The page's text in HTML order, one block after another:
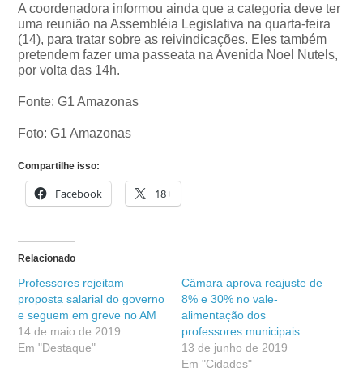
A coordenadora informou ainda que a categoria deve ter
uma reunião na Assembléia Legislativa na quarta-feira
(14), para tratar sobre as reivindicações. Eles também
pretendem fazer uma passeata na Avenida Noel Nutels,
por volta das 14h.
Fonte: G1 Amazonas
Foto: G1 Amazonas
Compartilhe isso:
Facebook 18+
Relacionado
Professores rejeitam
proposta salarial do governo
e seguem em greve no AM
14 de maio de 2019
Em "Destaque"
Câmara aprova reajuste de
8% e 30% no vale-
alimentação dos
professores municipais
13 de junho de 2019
Em "Cidades"